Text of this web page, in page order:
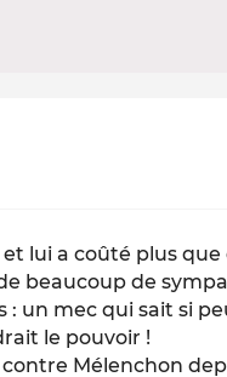
lui a coûté plus que
beaucoup de
un mec qui sait si
le pouvoir !
Mélenchon